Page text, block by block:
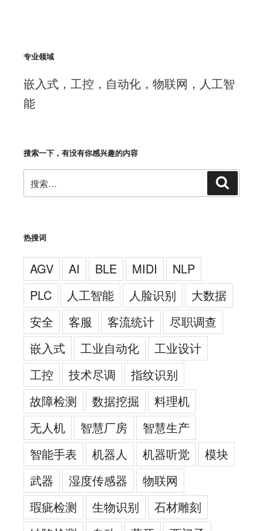
专业领域
嵌入式，工控，自动化，物联网，人工智
能
搜索一下，有没有你感兴趣的内容
搜
索：
热搜词
AGV AI BLE MIDI
NLP
PLC
人工智能 人脸识别
大数据
安全
客服 客流统计
尽职调查
嵌入式
工业自动化
工业设计
工控
技术尽调
指纹识别
故障检测
数据挖掘
料理机
无人机
智慧厂房
智慧生产
智能手表
机器人 机器听觉
模块
武器
湿度传感器
物联网
瑕疵检测
生物识别
石材雕刻